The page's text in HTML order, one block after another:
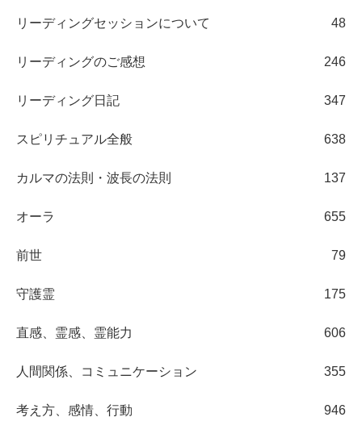
リーディングセッションについて 48
リーディングのご感想 246
リーディング日記 347
スピリチュアル全般 638
カルマの法則・波長の法則 137
オーラ 655
前世 79
守護霊 175
直感、霊感、霊能力 606
人間関係、コミュニケーション 355
考え方、感情、行動 946